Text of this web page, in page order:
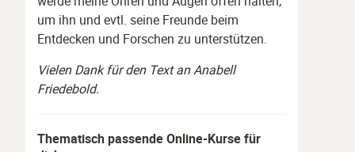
um ihn und evtl. seine Freunde beim
Entdecken und Forschen zu unterstützen.
Vielen Dank für den Text an Anabell
Friedebold.
Thematisch passende Online-Kurse für